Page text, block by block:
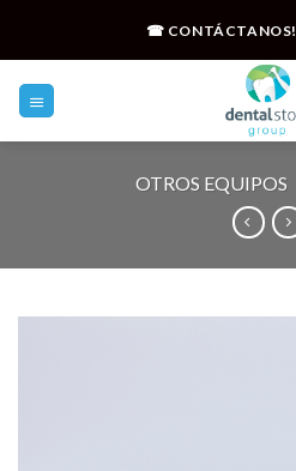
☎ CONTÁCTANOS!
OTROS EQUIPOS